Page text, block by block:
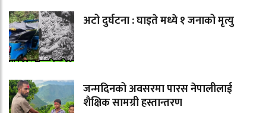
अटो दुर्घटना : घाइते मध्ये १ जनाको मृत्यु
जन्मदिनको अवसरमा पारस नेपालीलाई
शैक्षिक सामग्री हस्तान्तरण